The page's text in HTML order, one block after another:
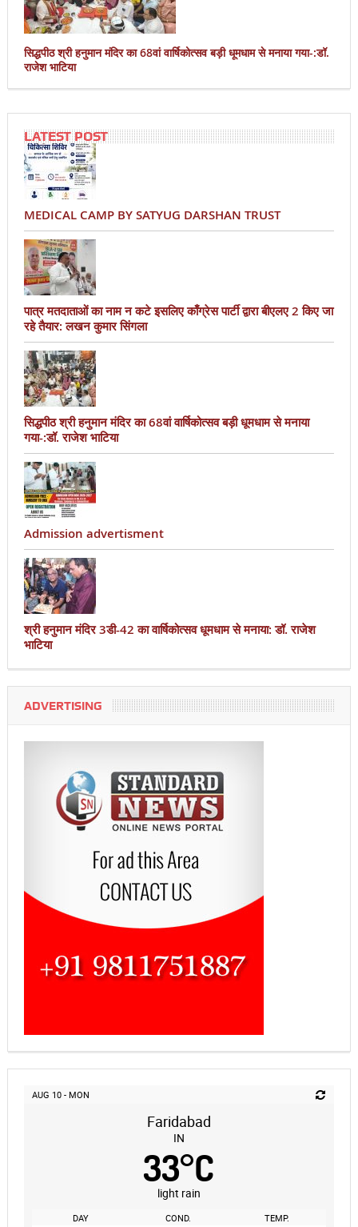
सिद्धपीठ श्री हनुमान मंदिर का 68वां वार्षिकोत्सव बड़ी धूमधाम से मनाया गया-:डॉ.
राजेश भाटिया
LATEST POST
MEDICAL CAMP BY SATYUG DARSHAN TRUST
पात्र मतदाताओं का नाम न कटे इसलिए काँग्रेस पार्टी द्वारा बीएलए 2 किए जा
रहे तैयार: लखन कुमार सिंगला
सिद्धपीठ श्री हनुमान मंदिर का 68वां वार्षिकोत्सव बड़ी धूमधाम से मनाया
गया-:डॉ. राजेश भाटिया
Admission advertisment
श्री हनुमान मंदिर 3डी-42 का वार्षिकोत्सव धूमधाम से मनाया: डॉ. राजेश
भाटिया
ADVERTISING
AUG 10 - MON
Faridabad
IN
33°C
light rain
DAY COND. TEMP.